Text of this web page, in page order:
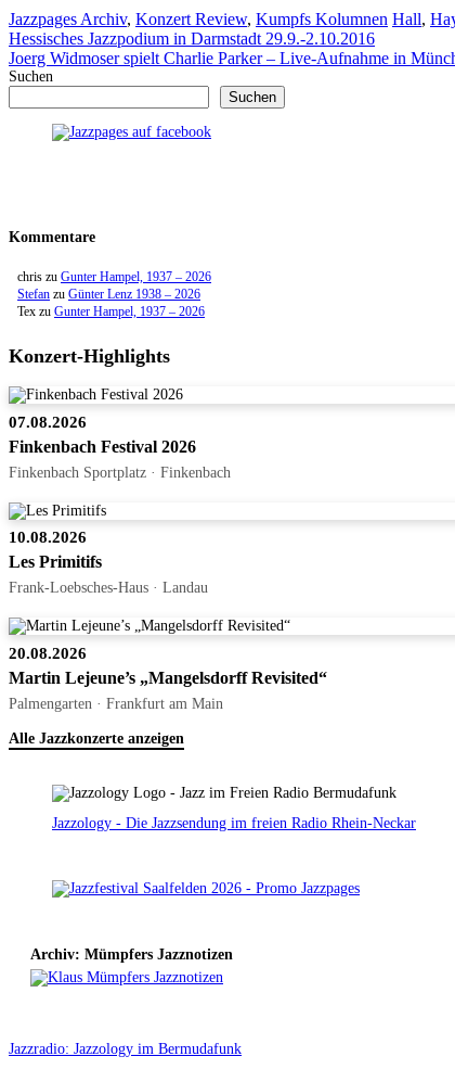
Kategorien
Jazzpages Archiv, Konzert Review, Kumpfs Kolumnen Hall,
Hessisches Jazzpodium in Darmstadt 29.9.-2.10.2016
Joerg Widmoser spielt Charlie Parker – Live-Aufnahme in
Suchen
Suchen
Kommentare
chris zu Gunter Hampel, 1937 – 2026
Stefan zu Günter Lenz 1938 – 2026
Tex zu Gunter Hampel, 1937 – 2026
Konzert-Highlights
07.08.2026
Finkenbach Festival 2026
Finkenbach Sportplatz · Finkenbach
10.08.2026
Les Primitifs
Frank-Loebsches-Haus · Landau
20.08.2026
Martin Lejeune’s „Mangelsdorff Revisited“
Palmengarten · Frankfurt am Main
Alle Jazzkonzerte anzeigen
Jazzology - Die Jazzsendung im freien Radio Rhein-Neckar
Archiv: Mümpfers Jazznotizen
Jazzradio: Jazzology im Bermudafunk